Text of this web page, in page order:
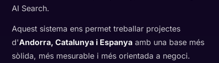
AI Search.
Aquest sistema ens permet treballar projectes
d'Andorra, Catalunya i Espanya amb una base més
sòlida, més mesurable i més orientada a negoci.